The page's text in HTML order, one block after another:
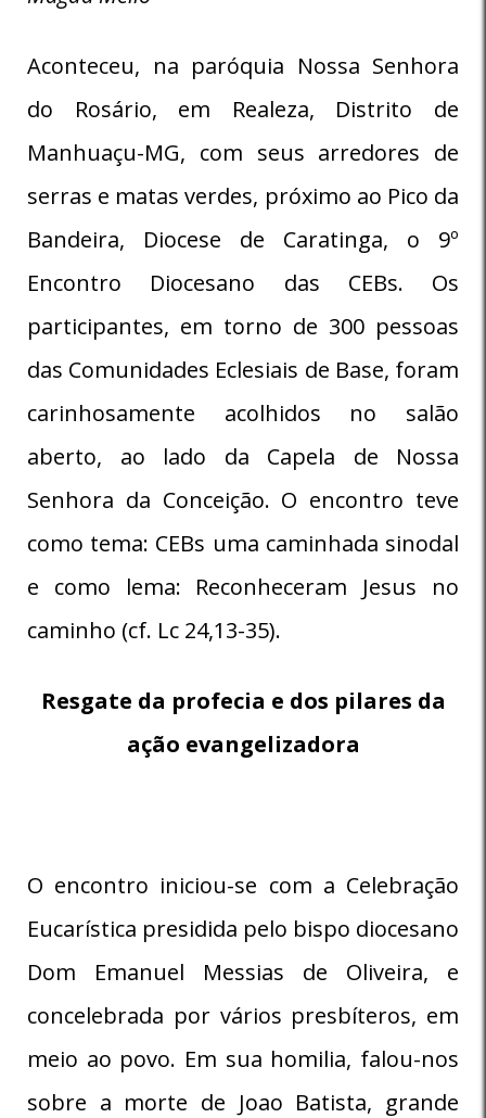
Aconteceu, na paróquia Nossa Senhora
do Rosário, em Realeza, Distrito de
Manhuaçu-MG, com seus arredores de
serras e matas verdes, próximo ao Pico da
Bandeira, Diocese de Caratinga, o 9º
Encontro Diocesano das CEBs. Os
participantes, em torno de 300 pessoas
das Comunidades Eclesiais de Base, foram
carinhosamente acolhidos no salão
aberto, ao lado da Capela de Nossa
Senhora da Conceição. O encontro teve
como tema: CEBs uma caminhada sinodal
e como lema: Reconheceram Jesus no
caminho (cf. Lc 24,13-35).
Resgate da profecia e dos pilares da
ação evangelizadora
O encontro iniciou-se com a Celebração
Eucarística presidida pelo bispo diocesano
Dom Emanuel Messias de Oliveira, e
concelebrada por vários presbíteros, em
meio ao povo. Em sua homilia, falou-nos
sobre a morte de Joao Batista, grande